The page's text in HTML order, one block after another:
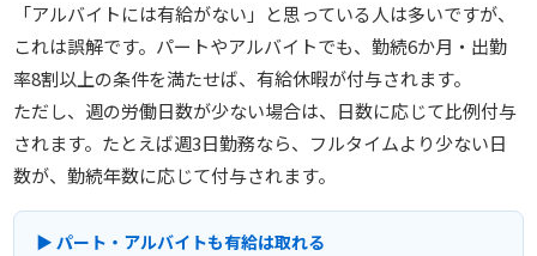
「アルバイトには有給がない」と思っている人は多いですが、
これは誤解です。パートやアルバイトでも、勤続6か月・出勤
率8割以上の条件を満たせば、有給休暇が付与されます。
ただし、週の労働日数が少ない場合は、日数に応じて比例付与
されます。たとえば週3日勤務なら、フルタイムより少ない日
数が、勤続年数に応じて付与されます。
▶ パート・アルバイトも有給は取れる